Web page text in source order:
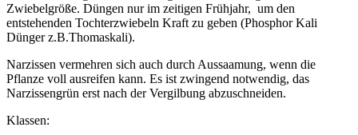
Zwiebelgröße. Düngen nur im zeitigen Frühjahr, um den
entstehenden Tochterzwiebeln Kraft zu geben (Phosphor Kali
Dünger z.B.Thomaskali).
Narzissen vermehren sich auch durch Aussaamung, wenn die
Pflanze voll ausreifen kann. Es ist zwingend notwendig, das
Narzissengrün erst nach der Vergilbung abzuschneiden.
Klassen: